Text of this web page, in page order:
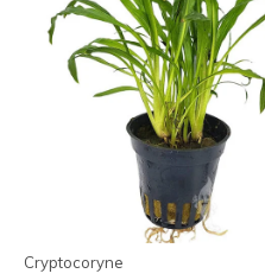
Cryptocoryne